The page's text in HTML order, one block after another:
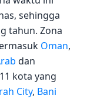
sehingga
tahun. Zona
Oman,
dan
kota yang
City, Bani